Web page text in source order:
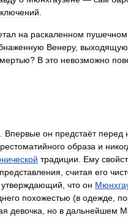
на раскаленном пушечном
Венеру, выходящую
? В это невозможно
Впервые он предстаёт перед
образа и
традиции Ему
представления считая его
утверждающий что он
похожестью (в одежде
девочка но в дальнейшем